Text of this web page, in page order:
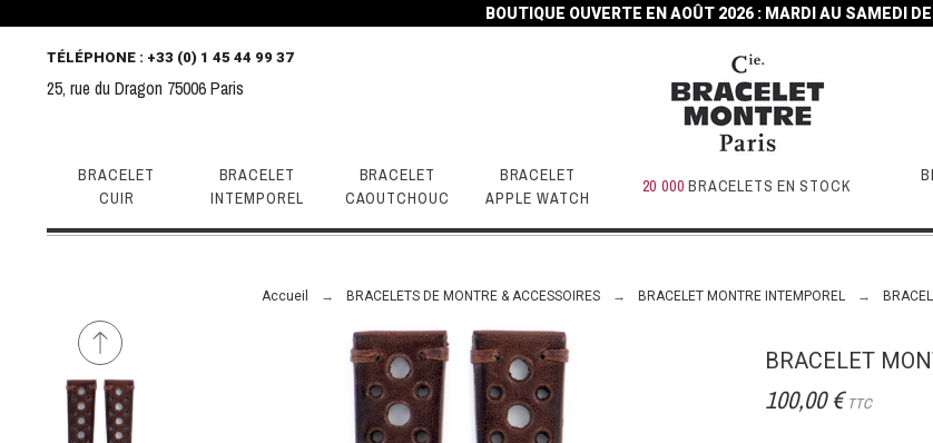
BOUTIQUE OUVERTE EN AOÛT 2026 : MARDI AU SAMEDI
TÉLÉPHONE: +33 (0) 1 45 44 99 37
25, rue du Dragon 75006 Paris
20 000 BRACELETS EN STOCK
BRACELET
CUIR
BRACELET
INTEMPOREL
BRACELET
CAOUTCHOUC
BRACELET
APPLE WATCH
Accueil BRACELETS DE MONTRE & ACCESSOIRES BRACELET MONTRE INTEMPOREL
BRACELET
100,00 € TTC